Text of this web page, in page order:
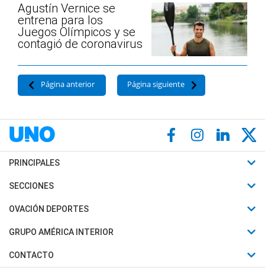
Agustín Vernice se
entrena para los
Juegos Olímpicos y se
contagió de coronavirus
Página anterior Página siguiente
PRINCIPALES
Últimas Noticias
Política
Judiciales
SECCIONES
Horóscopo
Motores
Trucos caseros
OVACIÓN DEPORTES
Fútbol
Mundial
Automovilismo
GRUPO AMÉRICA INTERIOR
Canal 7 en Vivo
CONTACTO